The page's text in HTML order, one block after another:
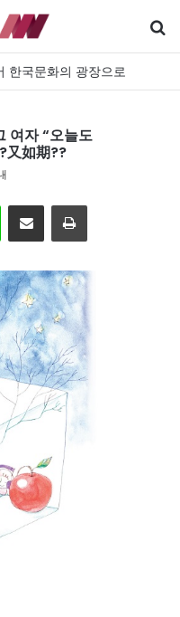
한국문화의 광장으로
여자 “오늘도
又如期??
이메일